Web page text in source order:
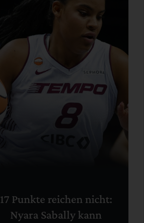
17 Punkte reichen nicht:
Nyara Sabally kann